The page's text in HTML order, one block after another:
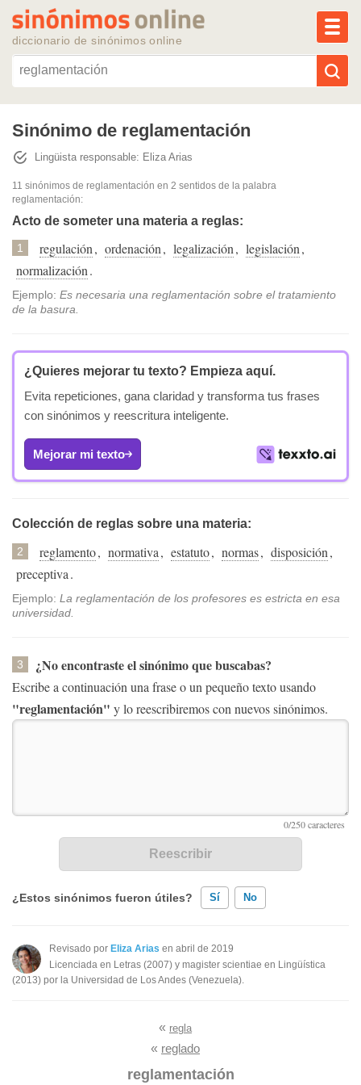
diccionario de sinónimos online
Reescribir texto con IA
Sinónimos populares
Temas recientes
Sinónimo de reglamentación
Lingüista responsable: Eliza Arias
11 sinónimos de reglamentación en 2 sentidos de la palabra
reglamentación:
Acto de someter una materia a reglas:
1 regulación, ordenación, legalización, legislación,
normalización.
Ejemplo: Es necesaria una reglamentación sobre el tratamiento
de la basura.
¿Quieres mejorar tu texto? Empieza aquí.
Evita repeticiones, gana claridad y transforma tus frases
con sinónimos y reescritura inteligente.
Mejorar mi texto
Colección de reglas sobre una materia:
2 reglamento, normativa, estatuto, normas, disposición,
preceptiva.
Ejemplo: La reglamentación de los profesores es estricta en esa
universidad.
3 ¿No encontraste el sinónimo que buscabas?
Escribe a continuación una frase o un pequeño texto usando
"reglamentación" y lo reescribiremos con nuevos sinónimos.
¿Estos sinónimos fueron útiles? Sí No
Existen sinónimos incorrectos
Ninguno de los sinónimos presentados me ayudó
Revisado por Eliza Arias en abril de 2019
Licenciada en Letras (2007) y magister scientiae en Lingüística
(2013) por la Universidad de Los Andes (Venezuela).
« regla
« reglado
reglamentación